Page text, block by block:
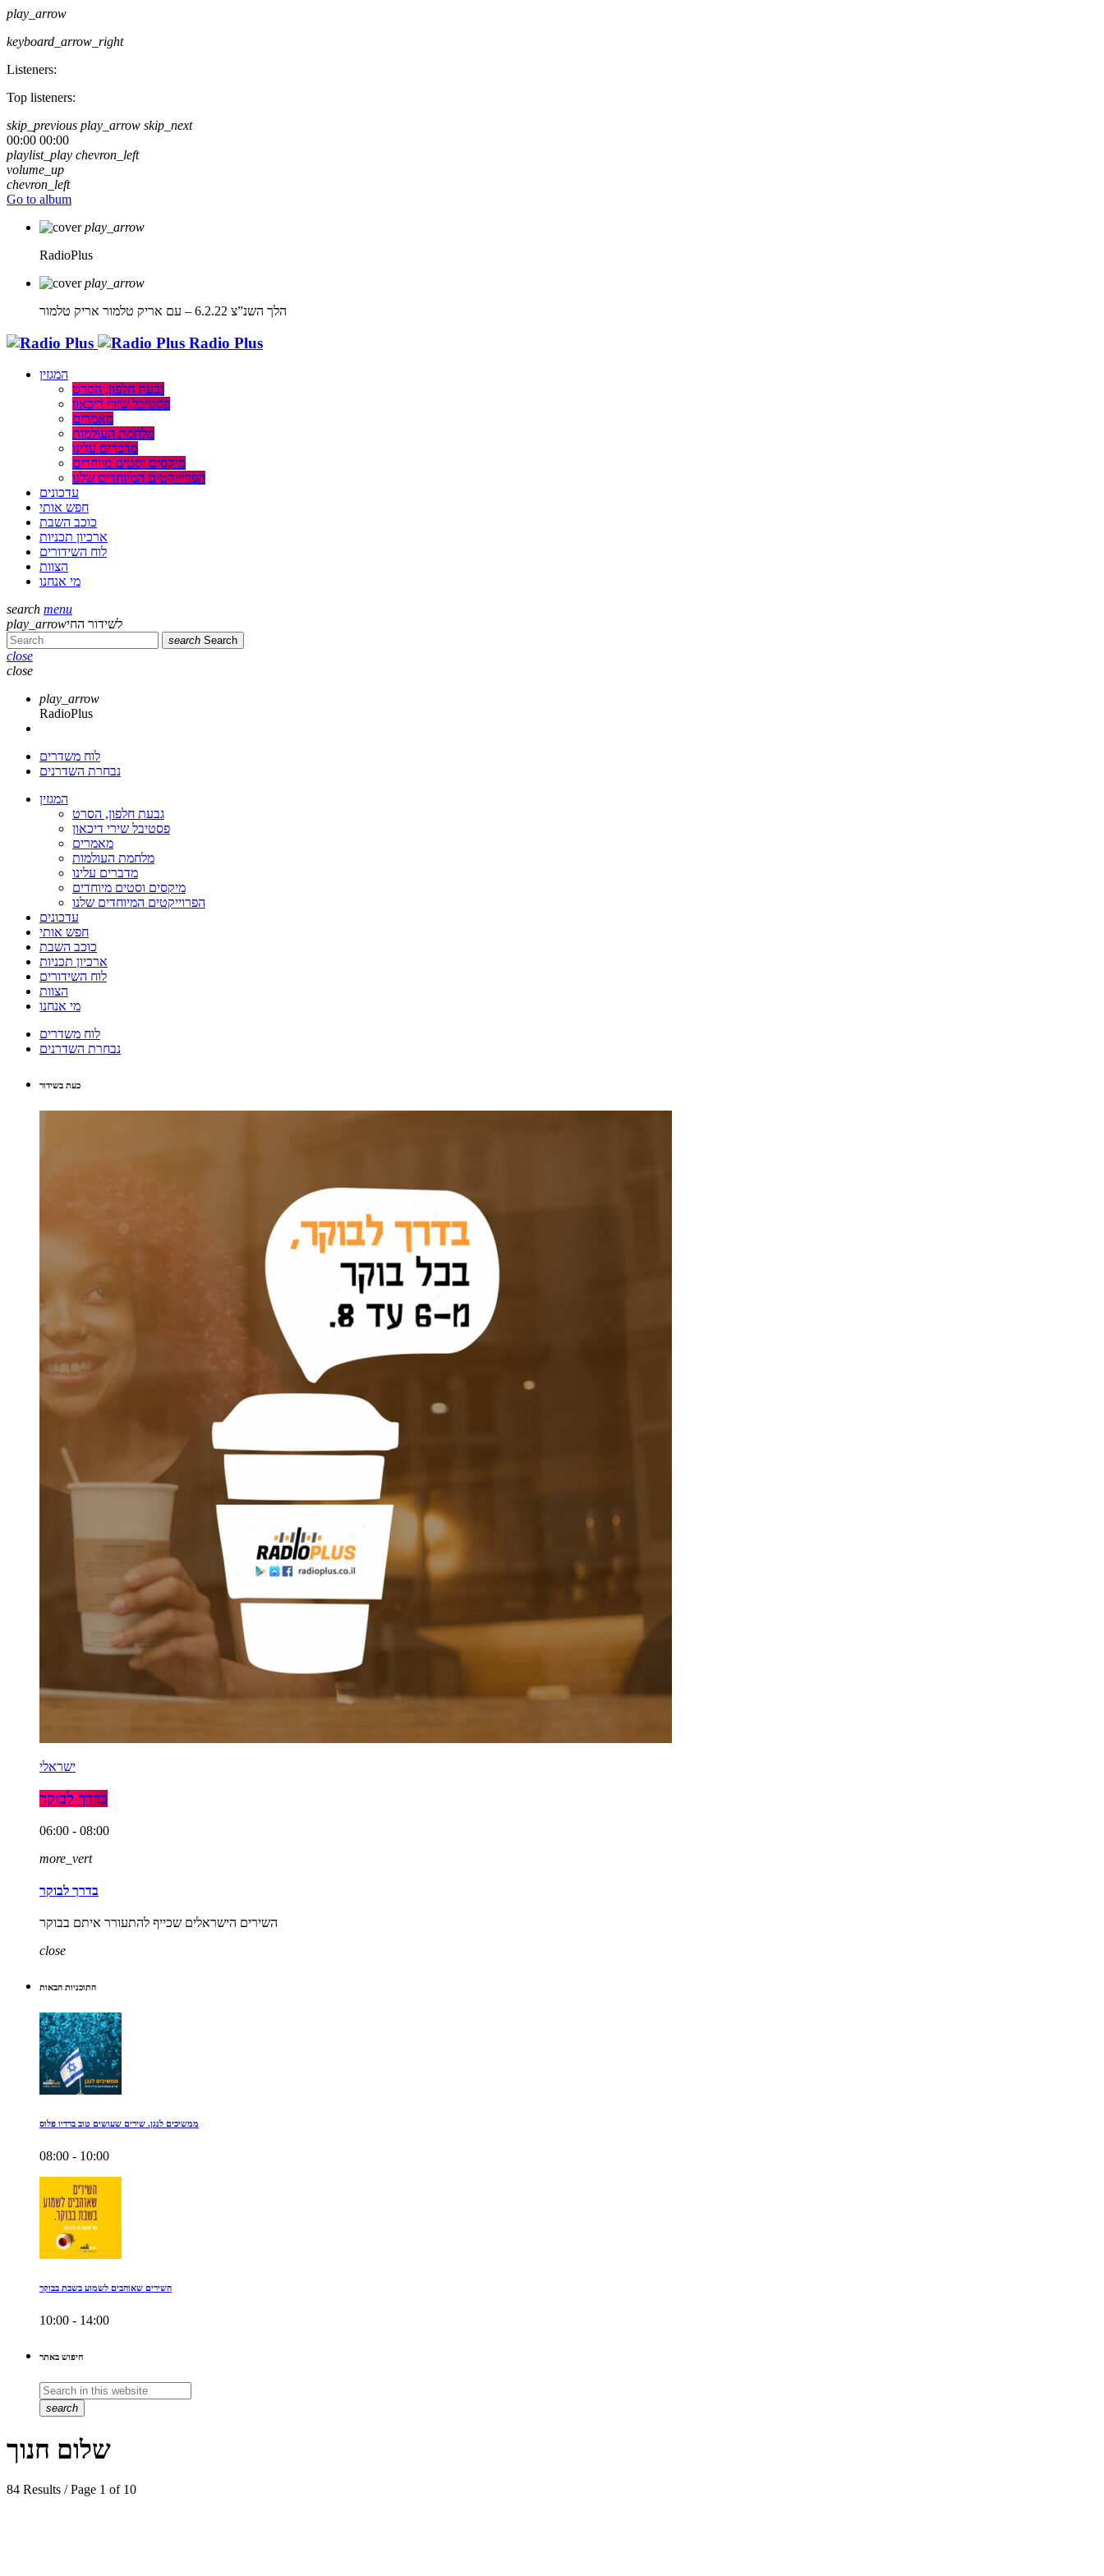
play_arrow
keyboard_arrow_right
Listeners:
Top listeners:
skip_previous play_arrow skip_next
00:00 00:00
playlist_play chevron_left
volume_up
chevron_left
Go to album
play_arrow
RadioPlus
play_arrow
הלך השנ”צ 6.2.22 – עם אריק טלמור
אריק טלמור
Radio Plus
המגזין
גבעת חלפון, הסרט
פסטיבל שירי דיכאון
מאמרים
מלחמת העולמות
מדברים עלינו
מיקסים וסטים מיוחדים
הפרוייקטים המיוחדים שלנו
עדכונים
חפש אותי
כוכב השבת
ארכיון תכניות
לוח השידורים
הצוות
מי אנחנו
search menu
play_arrowלשידור החי
search Search
close
close
play_arrow
RadioPlus
לוח משדרים
נבחרת השדרנים
המגזין
גבעת חלפון, הסרט
פסטיבל שירי דיכאון
מאמרים
מלחמת העולמות
מדברים עלינו
מיקסים וסטים מיוחדים
הפרוייקטים המיוחדים שלנו
עדכונים
חפש אותי
כוכב השבת
ארכיון תכניות
לוח השידורים
הצוות
מי אנחנו
לוח משדרים
נבחרת השדרנים
כעת בשידור
ישראלי
בדרך לבוקר
06:00 - 08:00
more_vert
בדרך לבוקר
השירים הישראלים שכייף להתעורר איתם בבוקר
close
התוכניות הבאות
ממשיכים לנגן. שירים שעושים טוב ברדיו פלוס
08:00 - 10:00
השירים שאוהבים לשמוע בשבת בבוקר
10:00 - 14:00
חיפוש באתר
search
שלום חנוך
84 Results / Page 1 of 10